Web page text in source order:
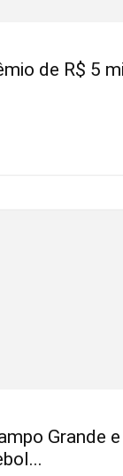
de R$ 5
Grande